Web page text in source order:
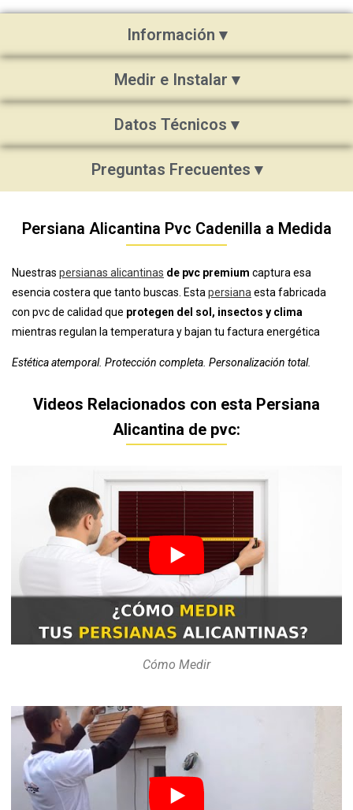
Información ▾
Medir e Instalar ▾
Datos Técnicos ▾
Preguntas Frecuentes ▾
Persiana Alicantina Pvc Cadenilla a Medida
Nuestras persianas alicantinas de pvc premium captura esa
esencia costera que tanto buscas. Esta persiana esta fabricada
con pvc de calidad que protegen del sol, insectos y clima
mientras regulan la temperatura y bajan tu factura energética
Estética atemporal. Protección completa. Personalización total.
Videos Relacionados con esta Persiana
Alicantina de pvc:
Cómo Medir